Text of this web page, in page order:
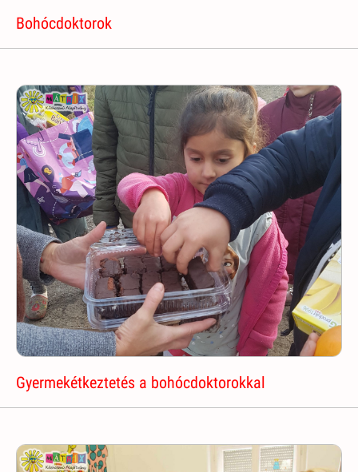
Bohócdoktorok
Gyermekétkeztetés a bohócdoktorokkal